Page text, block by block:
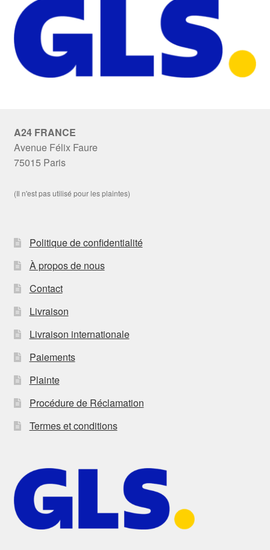
A24 FRANCE
Avenue Félix Faure
75015 Paris
(Il n'est pas utilisé pour les plaintes)
Politique de confidentialité
À propos de nous
Contact
Livraison
Livraison internationale
Paiements
Plainte
Procédure de Réclamation
Termes et conditions